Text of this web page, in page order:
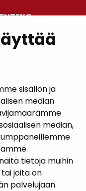
sisällön ja
median
median,
tietoja muihin
joita on
palvelujaan.